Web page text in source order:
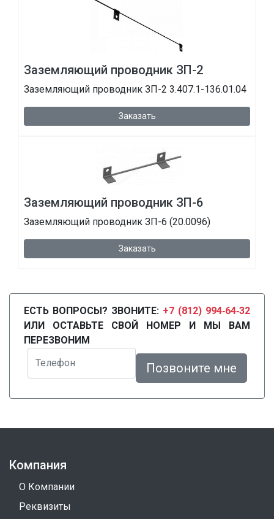
Заземляющий проводник ЗП-2
Заземляющий проводник ЗП-2 3.407.1-136.01.04
Заказать
Заземляющий проводник ЗП-6
Заземляющий проводник ЗП-6 (20.0096)
Заказать
ЕСТЬ ВОПРОСЫ? ЗВОНИТЕ: +7 (812) 994‑64‑32
ИЛИ ОСТАВЬТЕ СВОЙ НОМЕР И МЫ ВАМ
ПЕРЕЗВОНИМ
Позвоните мне
Компания
О Компании
Реквизиты